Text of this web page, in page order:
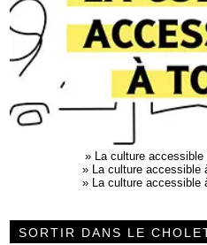
»
La culture
»
La culture
»
La culture
SORTIR DANS LE